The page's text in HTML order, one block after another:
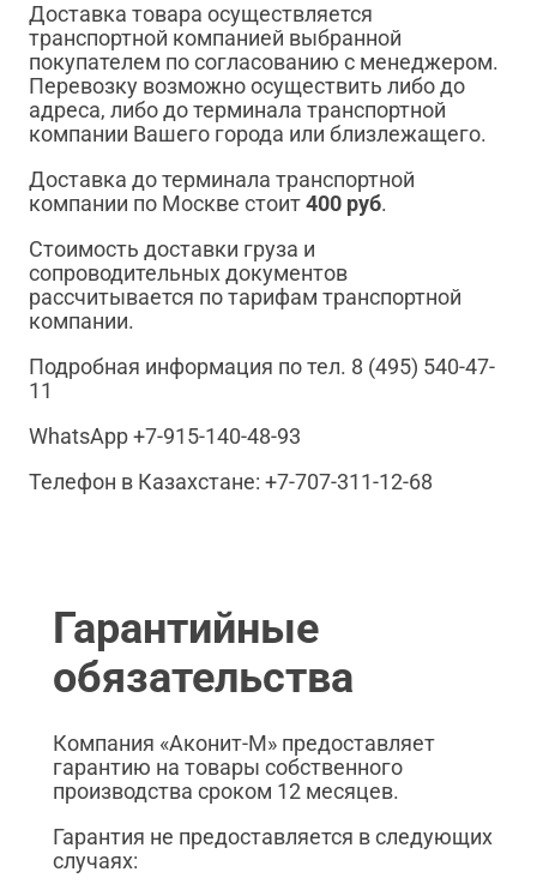
Доставка товара осуществляется
транспортной компанией выбранной
покупателем по согласованию с менеджером.
Перевозку возможно осуществить либо до
адреса, либо до терминала транспортной
компании Вашего города или близлежащего.
Доставка до терминала транспортной
компании по Москве стоит400 руб.
Стоимость доставки груза и
сопроводительных документов
рассчитывается по тарифам транспортной
компании.
Подробная информация по тел. 8 (495) 540-47-
11
WhatsApp +7-915-140-48-93
Телефон в Казахстане: +7-707-311-12-68
Гарантийные
обязательства
Компания «Аконит-М» предоставляет
гарантию на товары собственного
производства сроком 12 месяцев.
Гарантия не предоставляется в следующих
случаях: